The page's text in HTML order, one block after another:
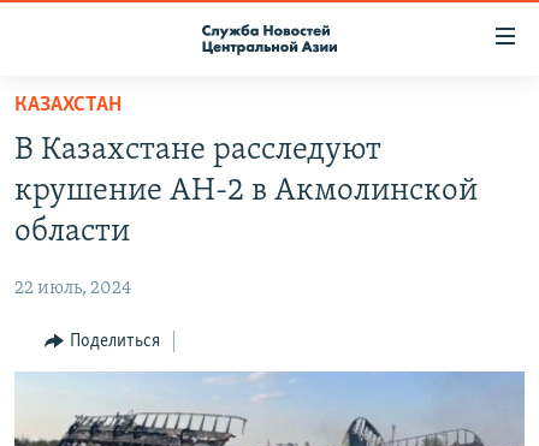
Вернуться
основному
содержанию
Вернутся
главной
Вернутся
КОНТАКТЫ
НАСТОЯЩЕЕ ВРЕМЯ
МИГРАНТ МЕДИА
КАЗАХСТАН
В Казахстане расследуют
крушение АН-2 в Акмолинской
области
22 июль, 2024
Поделиться